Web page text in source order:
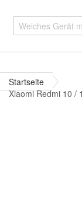
Startseite
Xiaomi Redmi 10 /